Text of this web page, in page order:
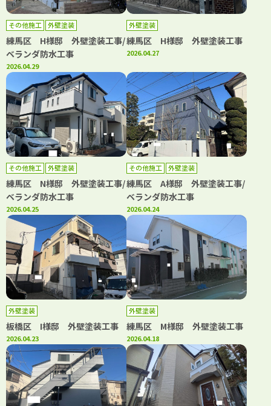
その他施工 外壁塗装
練馬区 H様邸 外壁塗装工事/
ベランダ防水工事
2026.04.29
外壁塗装
練馬区 H様邸 外壁塗装工事
2026.04.27
その他施工 外壁塗装
練馬区 N様邸 外壁塗装工事/
ベランダ防水工事
2026.04.25
その他施工 外壁塗装
練馬区 A様邸 外壁塗装工事/
ベランダ防水工事
2026.04.24
外壁塗装
板橋区 I様邸 外壁塗装工事
2026.04.23
外壁塗装
練馬区 М様邸 外壁塗装工事
2026.04.18